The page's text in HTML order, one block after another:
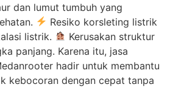
dan lumut tumbuh yang
Resiko korsleting listrik
listrik.
Kerusakan struktur
panjang. Karena itu, jasa
hadir untuk membantu
kebocoran dengan cepat tanpa